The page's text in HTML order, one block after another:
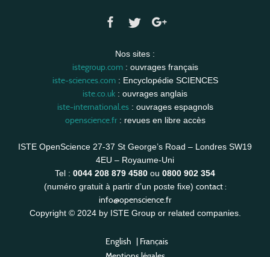
Nos sites :
istegroup.com: ouvrages français
iste-sciences.com: Encyclopédie SCIENCES
iste.co.uk : ouvrages anglais
iste-international.es: ouvrages espagnols
openscience.fr: revues en libre accès
ISTE OpenScience 27-37 St George’s Road – Londres SW19
4EU – Royaume-Uni
Tel : 0044 208 879 4580 ou 0800 902 354
(numéro gratuit à partir d’un poste fixe) contact :
info@openscience.fr
Copyright © 2024 by ISTE Group or related companies.
English | Français